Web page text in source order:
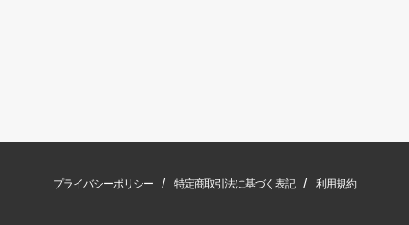
プライバシーポリシー / 特定商取引法に基づく表記 / 利用規約